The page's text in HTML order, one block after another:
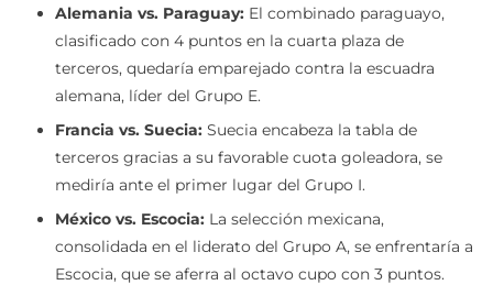
Alemania vs. Paraguay: El combinado paraguayo,
clasificado con 4 puntos en la cuarta plaza de
terceros, quedaría emparejado contra la escuadra
alemana, líder del Grupo E.
Francia vs. Suecia: Suecia encabeza la tabla de
terceros gracias a su favorable cuota goleadora, se
mediría ante el primer lugar del Grupo I.
México vs. Escocia: La selección mexicana,
consolidada en el liderato del Grupo A, se enfrentaría a
Escocia, que se aferra al octavo cupo con 3 puntos.